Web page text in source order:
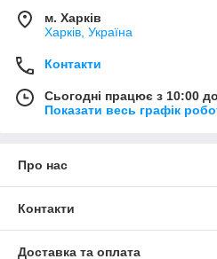
м. Харків
Харків, Україна
Контакти
Сьогодні працює з 10:00
Показати весь графік
Про нас
Контакти
Доставка та оплата